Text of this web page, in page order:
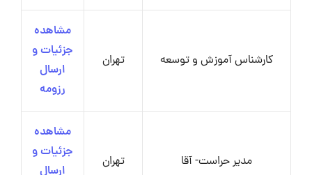
کارشناس آموزش و توسعه تهران
مشاهده
جزئیات و
ارسال
رزومه
مدیر حراست- آقا تهران
مشاهده
جزئیات و